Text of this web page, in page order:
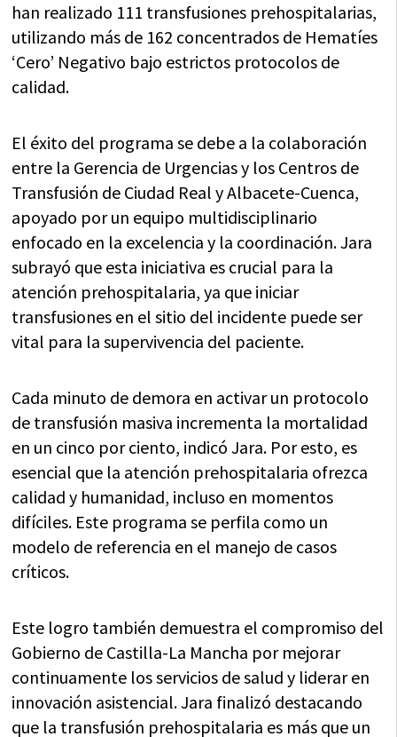
han realizado 111 transfusiones prehospitalarias,
utilizando más de 162 concentrados de Hematíes
‘Cero’ Negativo bajo estrictos protocolos de
calidad.
El éxito del programa se debe a la colaboración
entre la Gerencia de Urgencias y los Centros de
Transfusión de Ciudad Real y Albacete-Cuenca,
apoyado por un equipo multidisciplinario
enfocado en la excelencia y la coordinación. Jara
subrayó que esta iniciativa es crucial para la
atención prehospitalaria, ya que iniciar
transfusiones en el sitio del incidente puede ser
vital para la supervivencia del paciente.
Cada minuto de demora en activar un protocolo
de transfusión masiva incrementa la mortalidad
en un cinco por ciento, indicó Jara. Por esto, es
esencial que la atención prehospitalaria ofrezca
calidad y humanidad, incluso en momentos
difíciles. Este programa se perfila como un
modelo de referencia en el manejo de casos
críticos.
Este logro también demuestra el compromiso del
Gobierno de Castilla-La Mancha por mejorar
continuamente los servicios de salud y liderar en
innovación asistencial. Jara finalizó destacando
que la transfusión prehospitalaria es más que un